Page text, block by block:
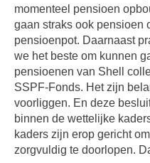
momenteel pensioen
gaan straks ook pensioen
pensioenpot. Daarnaast
we het beste om kunnen
pensioenen van Shell
SSPF-Fonds. Het zijn
voorliggen. En deze
binnen de wettelijke
kaders zijn erop gericht
zorgvuldig te doorlopen.